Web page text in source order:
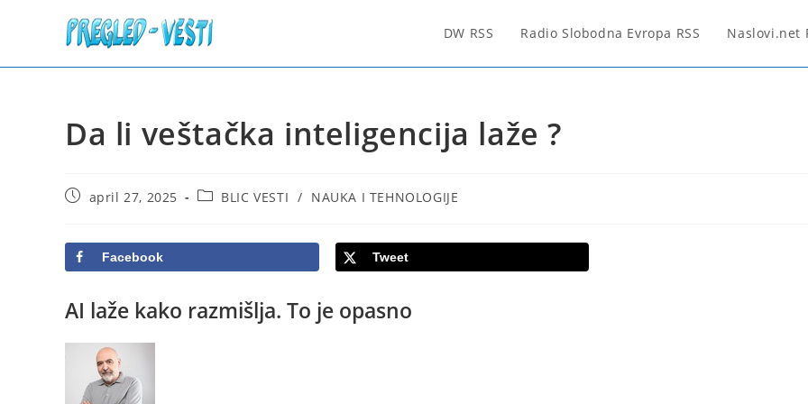
DW RSS Radio Slobodna Evropa RSS Naslovi.net
Da li veštačka inteligencija laže ?
Postapril 27, 2025
PostBLIC VESTI / NAUKA I TEHNOLOGIJE
Facebook Tweet
AI laže kako razmišlja. To je opasno